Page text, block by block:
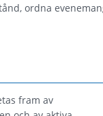
ordna
fram av